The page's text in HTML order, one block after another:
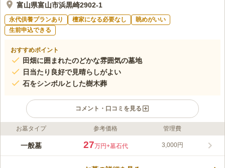
富山県富山市浜黒崎2902-1
永代供養プランあり 檀家になる必要なし
眺めがいい
生前申込できる
おすすめポイント
田畑に囲まれたのどかな雰囲気の墓地
日当たり良好で見晴らしがよい
石をシンボルとした樹木葬
コメント・口コミを見る
ライフドット編集部のコメント
利生寺浜黒崎墓地は、富山県富山市にある寺院墓地です。お墓の
お墓タイプ 参考価格 管理費
一般墓 27万円+墓石代 3,000円